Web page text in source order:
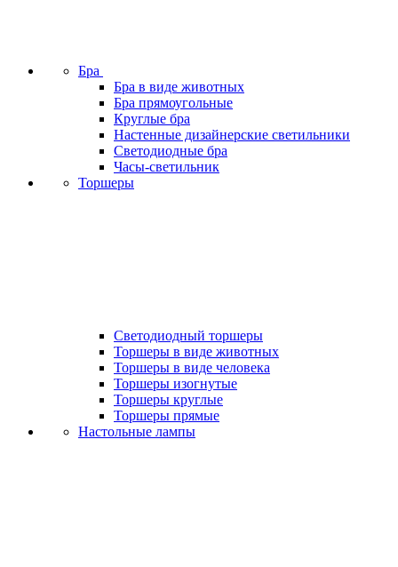
Бра
Бра в виде животных
Бра прямоугольные
Круглые бра
Настенные дизайнерские светильники
Светодиодные бра
Часы-светильник
Торшеры
Светодиодный торшеры
Торшеры в виде животных
Торшеры в виде человека
Торшеры изогнутые
Торшеры круглые
Торшеры прямые
Настольные лампы